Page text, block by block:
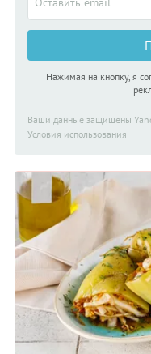
Нажимая на кнопку, я
Ваши данные защищены
Условия использования